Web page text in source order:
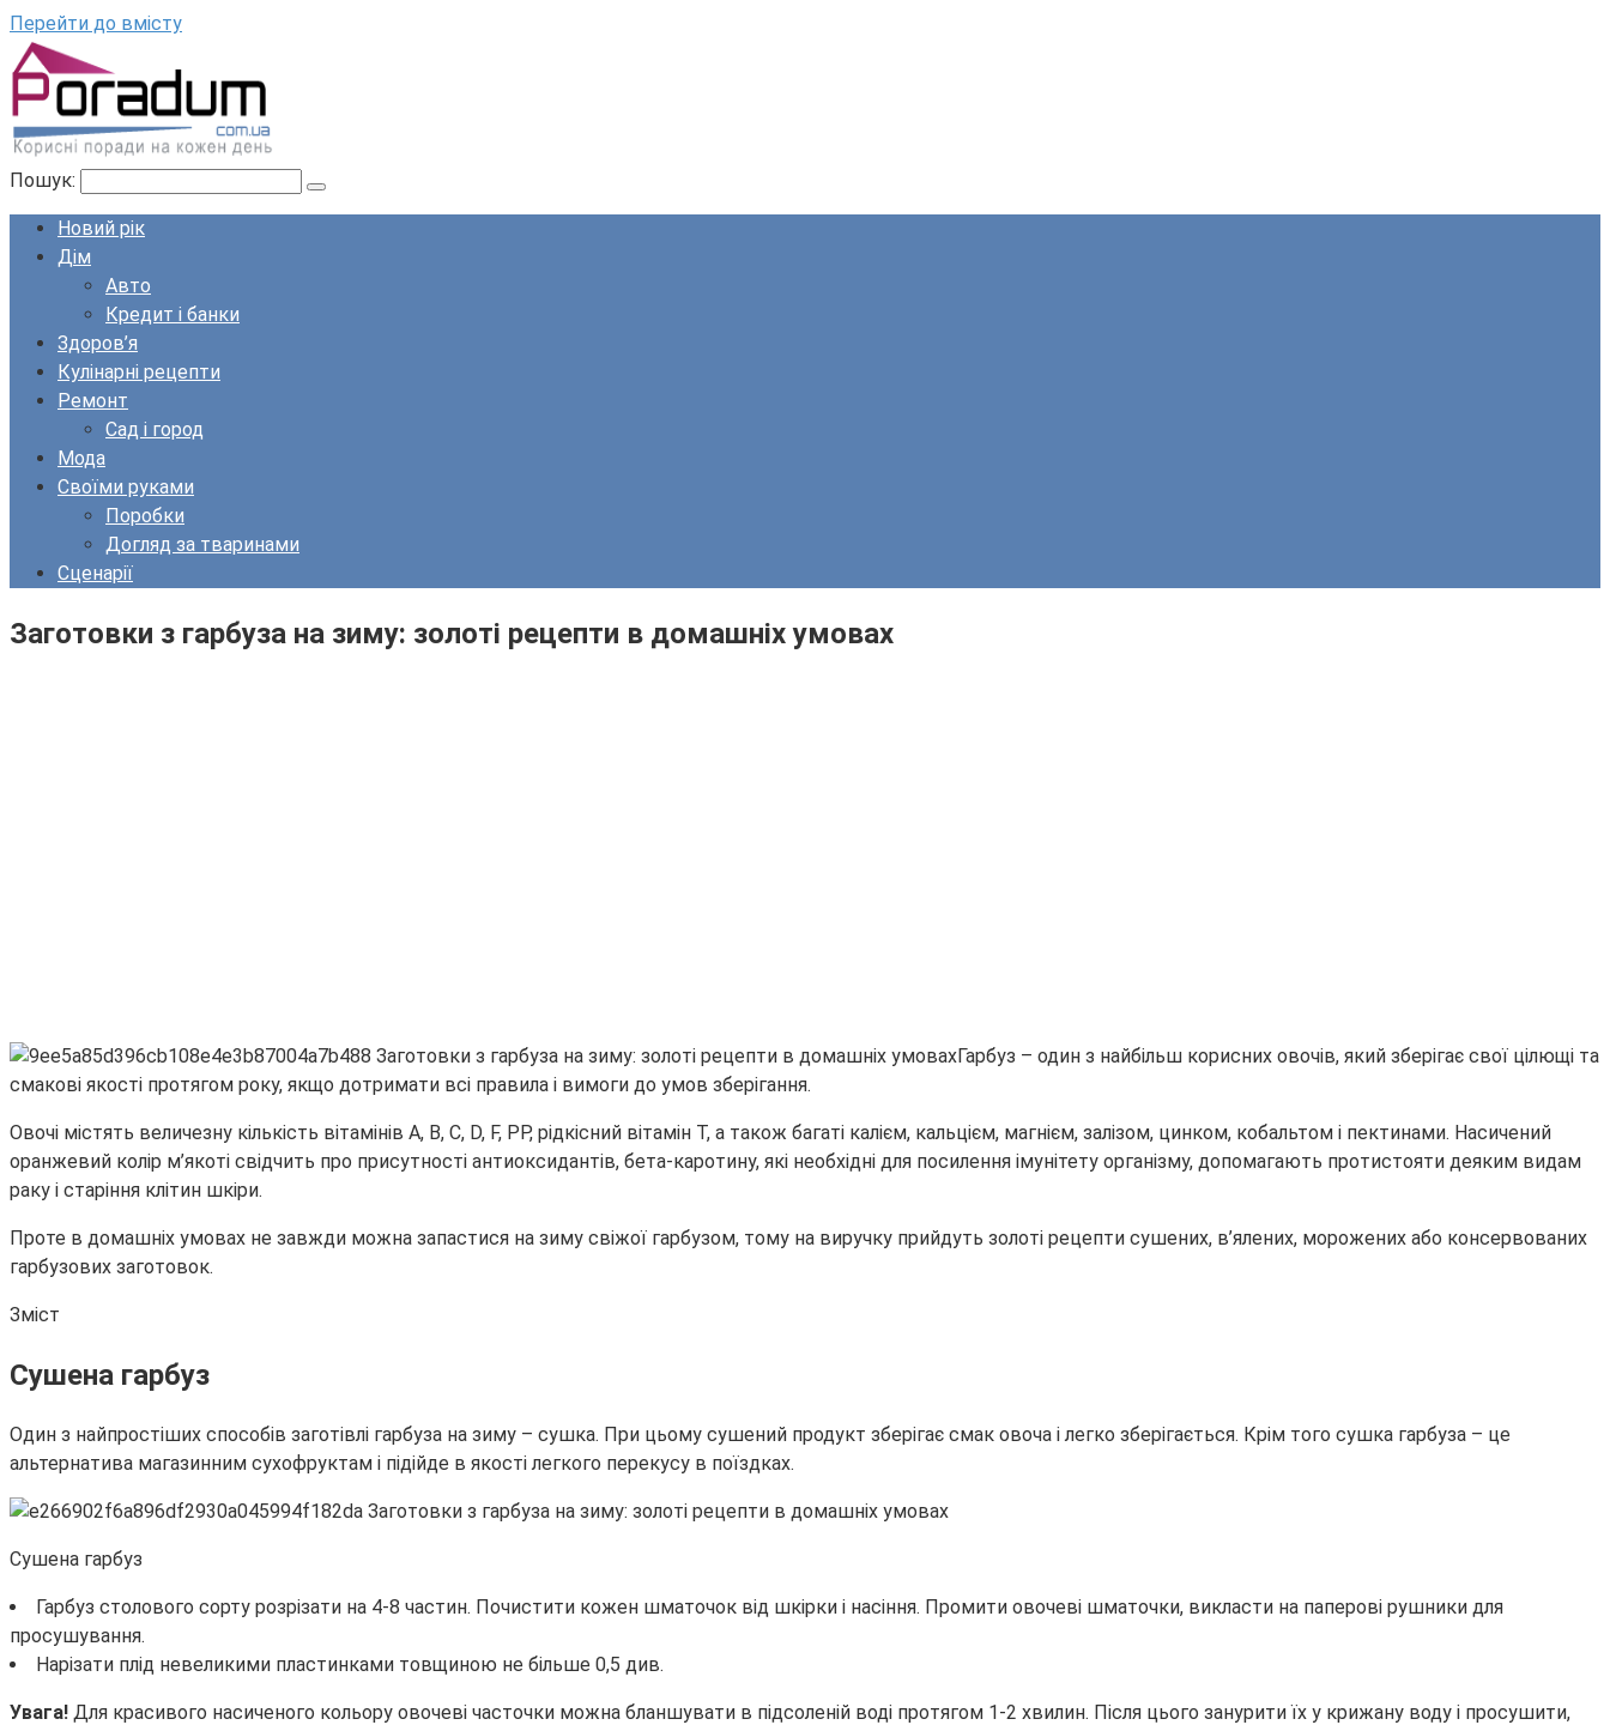
Перейти до вмісту
Пошук:
Новий рік
Дім
Авто
Кредит і банки
Здоров’я
Кулінарні рецепти
Ремонт
Сад і город
Мода
Своїми руками
Поробки
Догляд за тваринами
Сценарії
Заготовки з гарбуза на зиму: золоті рецепти в домашніх умовах
Гарбуз – один з найбільш корисних овочів, який зберігає свої цілющі та
смакові якості протягом року, якщо дотримати всі правила і вимоги до умов зберігання.
Овочі містять величезну кількість вітамінів А, В, С, D, F, PP, рідкісний вітамін Т, а також багаті калієм, кальцієм, магнієм, залізом, цинком, кобальтом і пектинами. Насичений
оранжевий колір м’якоті свідчить про присутності антиоксидантів, бета-каротину, які необхідні для посилення імунітету організму, допомагають протистояти деяким видам
раку і старіння клітин шкіри.
Проте в домашніх умовах не завжди можна запастися на зиму свіжої гарбузом, тому на виручку прийдуть золоті рецепти сушених, в’ялених, морожених або консервованих
гарбузових заготовок.
Зміст
Сушена гарбуз
Один з найпростіших способів заготівлі гарбуза на зиму – сушка. При цьому сушений продукт зберігає смак овоча і легко зберігається. Крім того сушка гарбуза – це
альтернатива магазинним сухофруктам і підійде в якості легкого перекусу в поїздках.
Сушена гарбуз
Гарбуз столового сорту розрізати на 4-8 частин. Почистити кожен шматочок від шкірки і насіння. Промити овочеві шматочки, викласти на паперові рушники для
просушування.
Нарізати плід невеликими пластинками товщиною не більше 0,5 див.
Увага! Для красивого насиченого кольору овочеві часточки можна бланшувати в підсоленій воді протягом 1-2 хвилин. Після цього занурити їх у крижану воду і просушити,